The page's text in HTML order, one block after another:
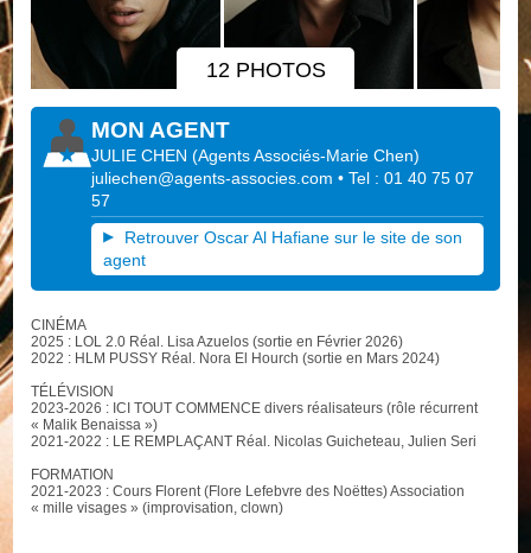
12 PHOTOS
MON AGENT
JULIE CHEN (Agents Associés-Marie Chen)
juliechen@agents-associes.com • Tel : 01 40 75 07
57
Retrouver Oscar Al Hafiane sur le site de son
agent
CINÉMA
2025 : LOL 2.0 Réal. Lisa Azuelos (sortie en Février 2026)
2022 : HLM PUSSY Réal. Nora El Hourch (sortie en Mars 2024)
TÉLÉVISION
2023-2026 : ICI TOUT COMMENCE divers réalisateurs (rôle récurrent
« Malik Benaissa »)
2021-2022 : LE REMPLAÇANT Réal. Nicolas Guicheteau, Julien Seri
FORMATION
2021-2023 : Cours Florent (Flore Lefebvre des Noëttes) Association
« mille visages » (improvisation, clown)